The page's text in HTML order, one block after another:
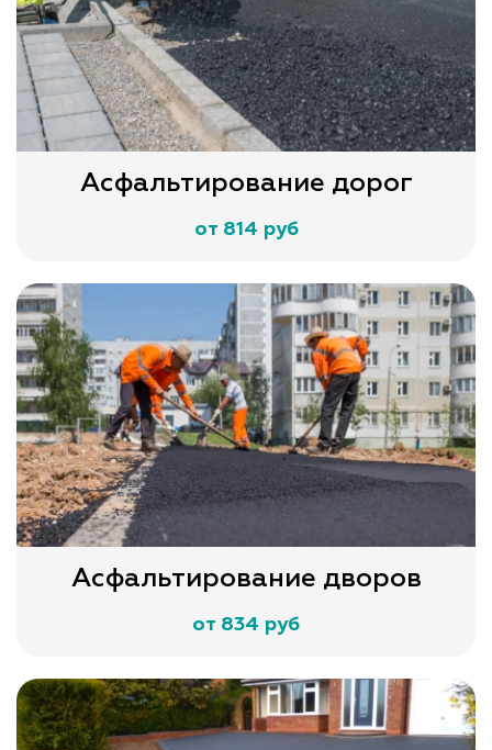
Асфальтирование дорог
от 814 руб
Асфальтирование дворов
от 834 руб